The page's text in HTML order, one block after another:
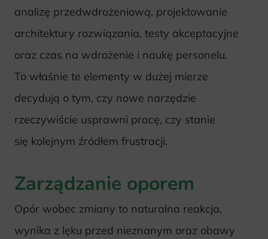
analizę przedwdrożeniową, projektowanie
architektury rozwiązania, testy akceptacyjne
oraz czas na wdrożenie i naukę personelu.
To właśnie te elementy w dużej mierze
decydują o tym, czy nowe narzędzie
rzeczywiście usprawni pracę, czy stanie
się kolejnym źródłem frustracji.
Zarządzanie oporem
Opór wobec zmiany to naturalna reakcja,
wynika z lęku przed nieznanym oraz obawy